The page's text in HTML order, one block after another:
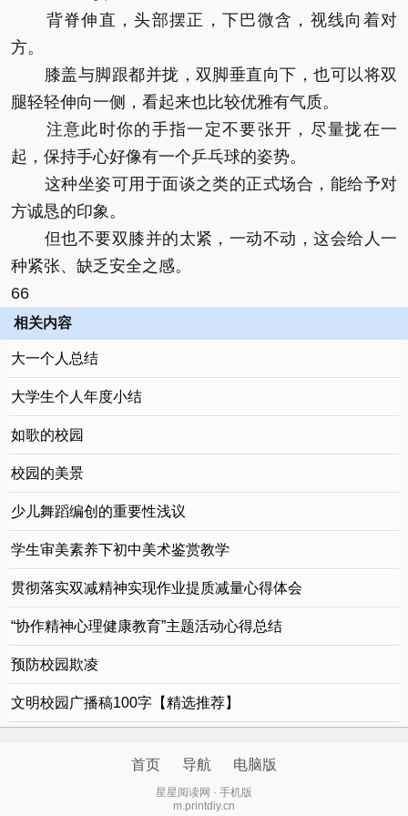
背脊伸直，头部摆正，下巴微含，视线向着对
方。
膝盖与脚跟都并拢，双脚垂直向下，也可以将双
腿轻轻伸向一侧，看起来也比较优雅有气质。
注意此时你的手指一定不要张开，尽量拢在一
起，保持手心好像有一个乒乓球的姿势。
这种坐姿可用于面谈之类的正式场合，能给予对
方诚恳的印象。
但也不要双膝并的太紧，一动不动，这会给人一
种紧张、缺乏安全之感。
66
相关内容
大一个人总结
大学生个人年度小结
如歌的校园
校园的美景
少儿舞蹈编创的重要性浅议
学生审美素养下初中美术鉴赏教学
贯彻落实双减精神实现作业提质减量心得体会
“协作精神心理健康教育”主题活动心得总结
预防校园欺凌
文明校园广播稿100字【精选推荐】
首页 导航 电脑版
星星阅读网 · 手机版
m.printdiy.cn